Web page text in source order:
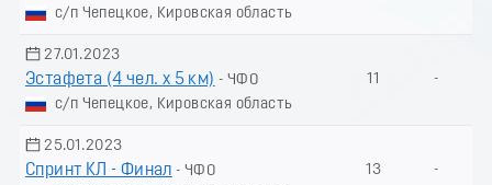
с/п Чепецкое, Кировская область
27.01.2023
Эстафета (4 чел. х 5 км) - ЧФО
с/п Чепецкое, Кировская область
11 -
25.01.2023
Спринт КЛ - Финал - ЧФО
13 -